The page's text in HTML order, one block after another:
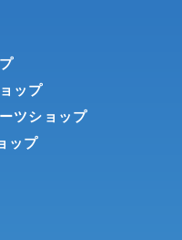
ップ
ツショップ
ップ